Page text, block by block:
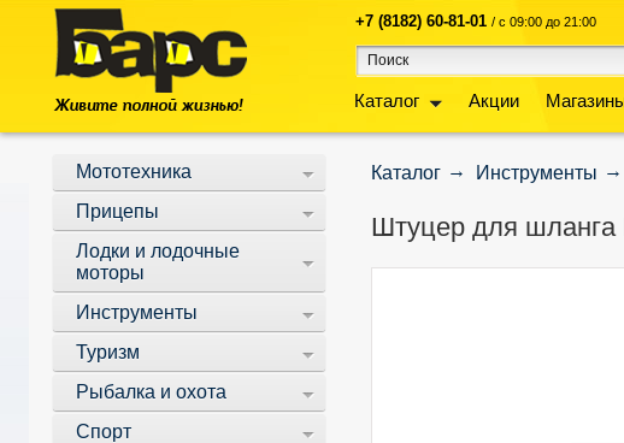
+7 (8182) 60-81-01 / с 09:00 до 21:00
Каталог Акции
Мототехника
Прицепы
Лодки и лодочные
моторы
Инструменты
Туризм
Рыбалка и охота
Спорт
Каталог Инструменты
Штуцер для шланга